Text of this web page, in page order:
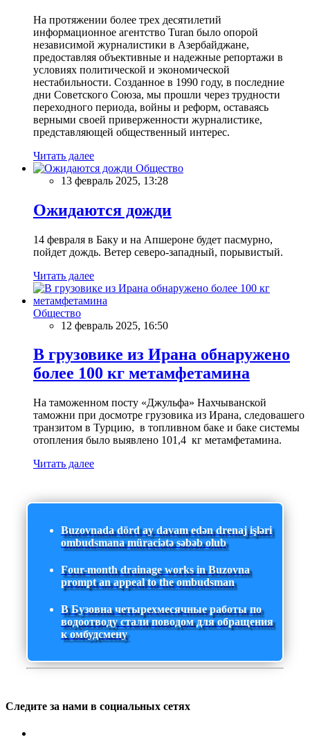
На протяжении более трех десятилетий
информационное агентство Turan было опорой
независимой журналистики в Азербайджане,
предоставляя объективные и надежные репортажи в
условиях политической и экономической
нестабильности. Созданное в 1990 году, в последние
дни Советского Союза, мы прошли через трудности
переходного периода, войны и реформ, оставаясь
верными своей приверженности журналистике,
представляющей общественный интерес.
Читать далее
Общество
13 февраль 2025, 13:28
Ожидаются дожди
14 февраля в Баку и на Апшероне будет пасмурно,
пойдет дождь. Ветер северо-западный, порывистый.
Читать далее
Общество
12 февраль 2025, 16:50
В грузовике из Ирана обнаружено
более 100 кг метамфетамина
На таможенном посту «Джульфа» Нахчыванской
таможни при досмотре грузовика из Ирана, следовашего
транзитом в Турцию, в топливном баке и баке системы
отопления было выявлено 101,4 кг метамфетамина.
Читать далее
Buzovnada dörd ay davam edən drenaj işləri
ombudsmana müraciətə səbəb olub
Four-month drainage works in Buzovna
prompt an appeal to the ombudsman
В Бузовна четырехмесячные работы по
водоотводу стали поводом для обращения
к омбудсмену
Следите за нами в социальных сетях